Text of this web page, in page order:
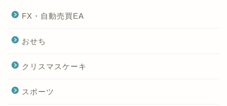
FX・自動売買EA
おせち
クリスマスケーキ
スポーツ